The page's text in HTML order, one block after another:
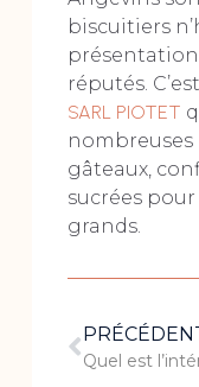
biscuitiers
réputés.
SARL PIOTET
nombreuses
gâteaux,
sucrées
grands.